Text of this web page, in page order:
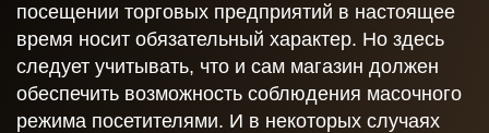
посещении торговых предприятий в настоящее
время носит обязательный характер. Но здесь
следует учитывать, что и сам магазин должен
обеспечить возможность соблюдения масочного
режима посетителями. И в некоторых случаях